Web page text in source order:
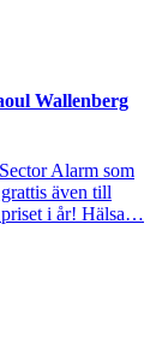
Wallenberg
Alarm som
även till
priset i år! Hälsa…